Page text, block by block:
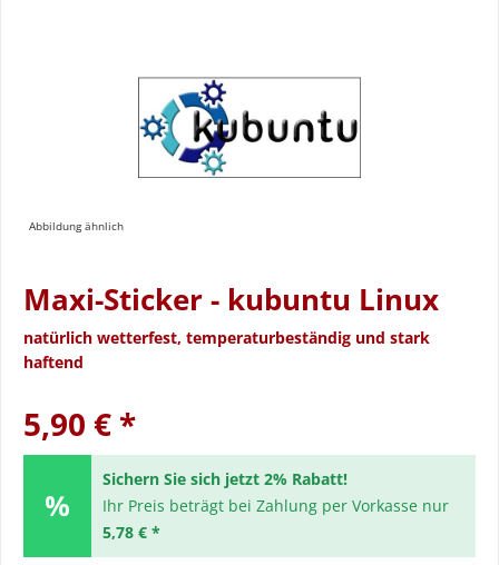
Abbildung ähnlich
Maxi-Sticker - kubuntu Linux
natürlich wetterfest, temperaturbeständig und stark
haftend
5,90 € *
Sichern Sie sich jetzt 2% Rabatt!
Ihr Preis beträgt bei Zahlung per Vorkasse nur
5,78 € *